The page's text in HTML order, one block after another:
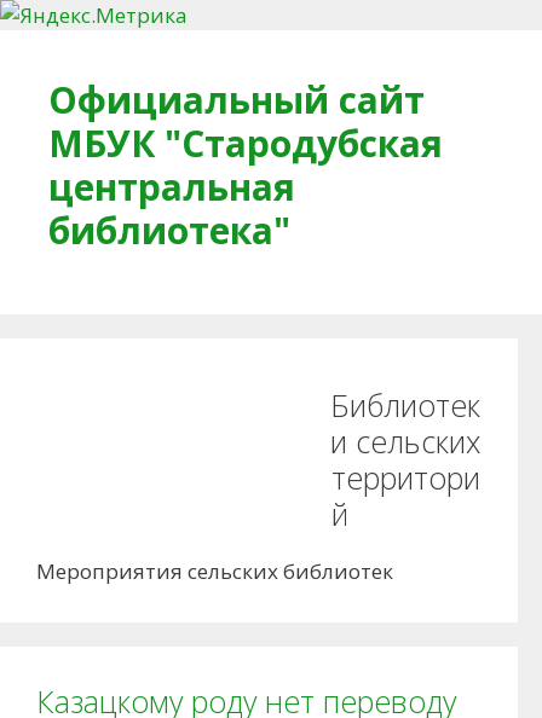
Официальный сайт
МБУК "Стародубская
центральная
библиотека"
Библиотек
и сельских
территори
й
Мероприятия сельских библиотек
Казацкому роду нет переводу